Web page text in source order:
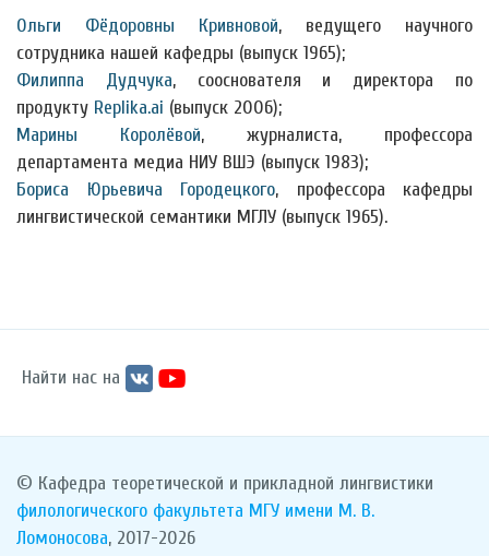
Ольги Фёдоровны Кривновой, ведущего научного
сотрудника нашей кафедры (выпуск 1965);
Филиппа Дудчука, сооснователя и директора по
продукту Replika.ai (выпуск 2006);
Марины Королёвой, журналиста, профессора
департамента медиа НИУ ВШЭ (выпуск 1983);
Бориса Юрьевича Городецкого, профессора кафедры
лингвистической семантики МГЛУ (выпуск 1965).
Найти нас на
© Кафедра теоретической и прикладной лингвистики
филологического факультета МГУ имени М. В.
Ломоносова, 2017-2026